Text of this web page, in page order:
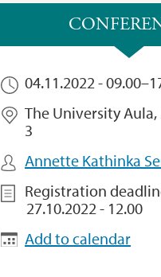
04.11.2022 -09.00–
The University Aula,
3
Annette Kathinka
Registration
27.10.2022 - 12.00
Add to calendar